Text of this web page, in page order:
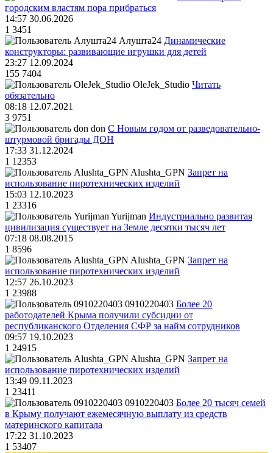
городским властям пора прибраться
14:57 30.06.2026
1 3451
Алушта24 Динамические
конструкторы: развивающие игрушки для детей
23:27 12.09.2024
155 7404
OleJek_Studio Читать
обязательно
08:18 12.07.2021
3 9751
don С Новым годом от разведовательно-
штурмовой бригады ДОН
17:33 31.12.2024
1 12353
Alushta_GPN Запрет на
использование пиротехнических изделий
15:03 12.10.2023
1 23316
Yurijman Индустриально развитая
цивилизация существует на Земле десятки тысяч лет
07:18 08.08.2015
1 8596
Alushta_GPN Запрет на
использование пиротехнических изделий
12:57 26.10.2023
1 23988
0910220403 Более 20
работодателей Крыма получили субсидии от
республиканского Отделения СФР за найм сотрудников
09:57 19.10.2023
1 24915
Alushta_GPN Запрет на
использование пиротехнических изделий
13:49 09.11.2023
1 23411
0910220403 Более 20 тысяч семей
в Крыму получают ежемесячную выплату из средств
материнского капитала
17:22 31.10.2023
1 53407